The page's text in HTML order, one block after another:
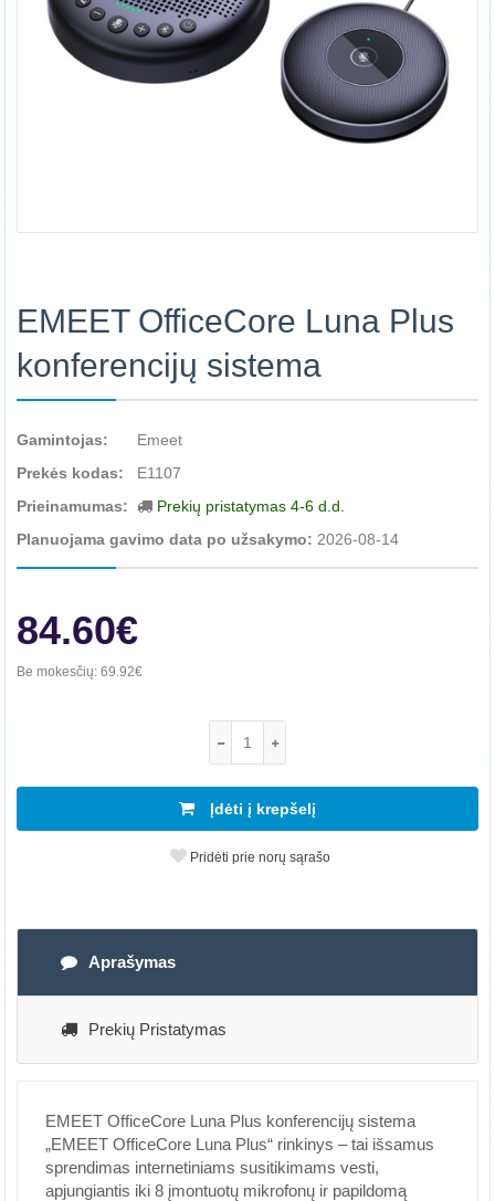
EMEET OfficeCore Luna Plus
konferencijų sistema
Gamintojas:
Emeet
Prekės kodas:
E1107
Prieinamumas:
Prekių pristatymas 4-6 d.d.
Planuojama gavimo data po užsakymo: 2026-08-14
84.60€
Be mokesčių: 69.92€
Įdėti į krepšelį
Pridėti prie norų sąrašo
Aprašymas
Prekių Pristatymas
EMEET OfficeCore Luna Plus konferencijų sistema
„EMEET OfficeCore Luna Plus“ rinkinys – tai išsamus
sprendimas internetiniams susitikimams vesti,
apjungiantis iki 8 įmontuotų mikrofonų ir papildomą